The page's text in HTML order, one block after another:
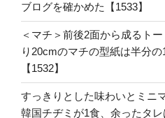
ブログを確かめた【1533】
＜マチ＞前後2面から成るト
り20cmのマチの型紙は半分
【1532】
すっきりとした味わいとミニ
韓国チヂミが1食、余ったタ